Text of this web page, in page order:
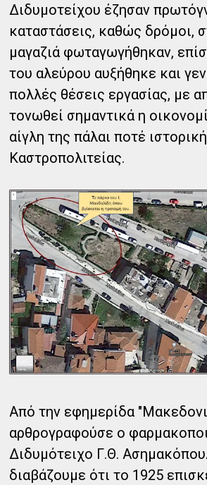
Διδυμοτείχου έζησαν
καταστάσεις, καθώς δρόμοι,
μαγαζιά φωταγωγήθηκαν,
του αλεύρου αυξήθηκε και
πολλές θέσεις εργασίας, με
τονωθεί σημαντικά η
αίγλη της πάλαι ποτέ
Καστροπολιτείας.
Από την εφημερίδα
αρθρογραφούσε ο
Διδυμότειχο Γ.Θ.
διαβάζουμε ότι το 1925